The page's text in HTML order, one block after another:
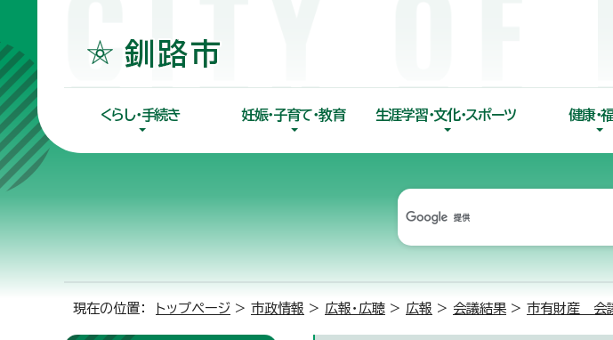
くらし・手続き 妊娠・子育て・教育 生涯学習・文化・スポーツ 健康・
現在の位置： トップページ > 市政情報 > 広報・広聴 > 広報 > 会議結果 > 市有財産 会